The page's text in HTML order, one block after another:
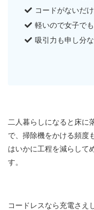
コードがないだ
軽いので女子で
吸引力も申し分
二人暮らしになると床に
で、掃除機をかける頻度
はいかに工程を減らして
す。
コードレスなら充電さえ